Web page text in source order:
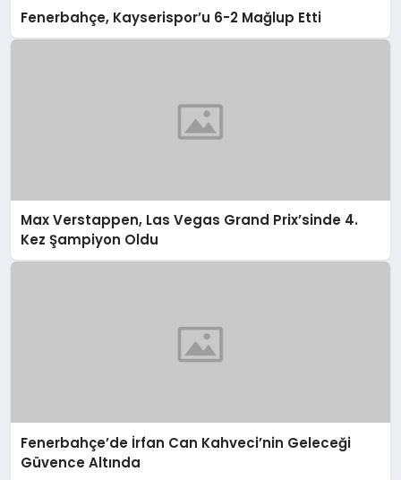
Fenerbahçe, Kayserispor’u 6-2 Mağlup Etti
Max Verstappen, Las Vegas Grand Prix’sinde 4.
Kez Şampiyon Oldu
Fenerbahçe’de İrfan Can Kahveci’nin Geleceği
Güvence Altında